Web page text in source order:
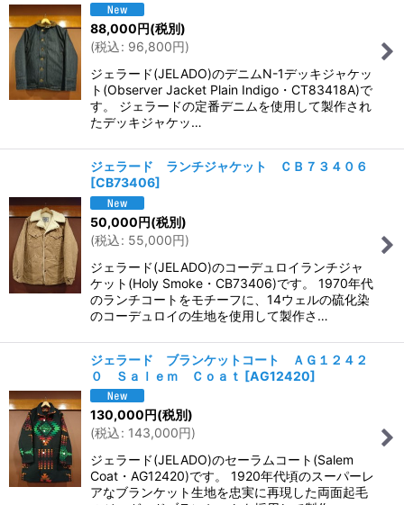
88,000円(税別)
(税込: 96,800円)
ジェラード(JELADO)のデニムN-1デッキジャケッ
ト(Observer Jacket Plain Indigo・CT83418A)で
す。 ジェラードの定番デニムを使用して製作され
たデッキジャケッ…
ジェラード ランチジャケット ＣＢ７３４０６
[CB73406]
50,000円(税別)
(税込: 55,000円)
ジェラード(JELADO)のコーデュロイランチジャ
ケット(Holy Smoke・CB73406)です。 1970年代
のランチコートをモチーフに、14ウェルの硫化染
のコーデュロイの生地を使用して製作さ…
ジェラード ブランケットコート ＡＧ１２４２
０ Ｓａｌｅｍ Ｃｏａｔ [AG12420]
130,000円(税別)
(税込: 143,000円)
ジェラード(JELADO)のセーラムコート(Salem
Coat・AG12420)です。 1920年代頃のスーパーレ
アなブランケット生地を忠実に再現した両面起毛